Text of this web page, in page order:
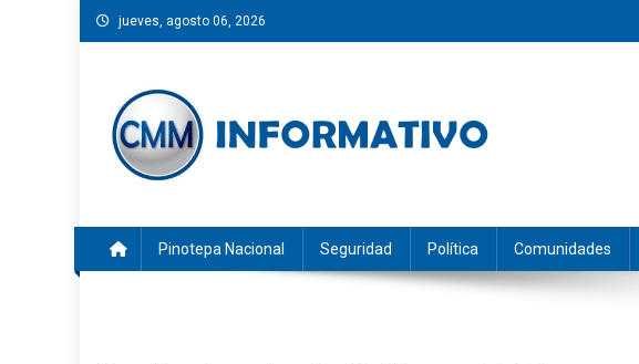
Saltar
al
jueves, agosto 06, 2026
Pinotepa Nacional Seguridad Política Comunidades